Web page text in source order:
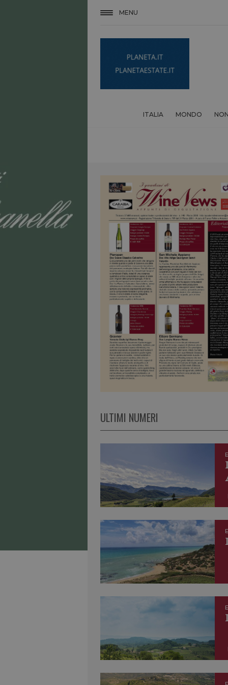
MENU
ITALIA MONDO
ULTIMI NUMERI